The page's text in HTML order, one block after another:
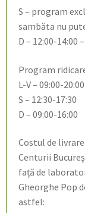
S – program
sambăta nu
D – 12:00-14:00
Program
L-V – 09:00-20:00
S – 12:30-17:30
D – 09:00-16:00
Costul de
Centurii
față de
Gheorghe Pop
astfel: